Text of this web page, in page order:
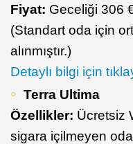
Fiyat: Geceliği 306
(Standart oda için
alınmıştır.)
Detaylı bilgi için
Terra Ultima
Özellikler: Ücretsiz
sigara içilmeyen